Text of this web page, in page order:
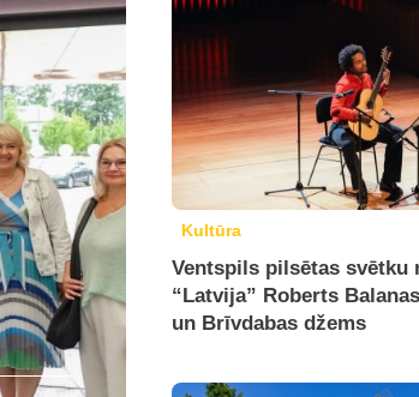
Kultūra
Ventspils pilsētas svētku
“Latvija” Roberts
un Brīvdabas džems